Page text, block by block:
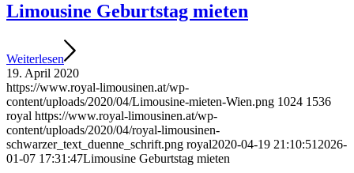
Limousine Geburtstag mieten
Weiterlesen
19. April 2020
https://www.royal-limousinen.at/wp-
content/uploads/2020/04/Limousine-mieten-Wien.png 1024 1536
royal https://www.royal-limousinen.at/wp-
content/uploads/2020/04/royal-limousinen-
schwarzer_text_duenne_schrift.png royal2020-04-19 21:10:51 2026-
01-07 17:31:47Limousine Geburtstag mieten